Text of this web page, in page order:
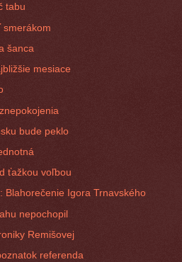
tabu
smerákom
šanca
mesiace
bude peklo
ťažkou voľbou
Blahorečenie Igora Trnavského
nepochopil
Remišovej
referenda